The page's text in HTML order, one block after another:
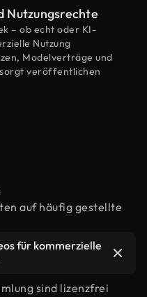
Nutzungsrechte
– ob echt oder KI-
Nutzung
Modelverträge und
veröffentlichen
auf häufig gestellte
für kommerzielle
sind lizenzfrei